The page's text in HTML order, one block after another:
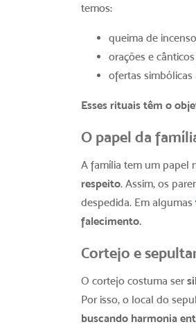
temos:
queima de
orações e
ofertas
Esses rituais têm o
O papel da
A família tem um papel
respeito. Assim, os
despedida. Em algumas
falecimento.
Cortejo e
O cortejo costuma ser
Por isso, o local do
buscando harmonia